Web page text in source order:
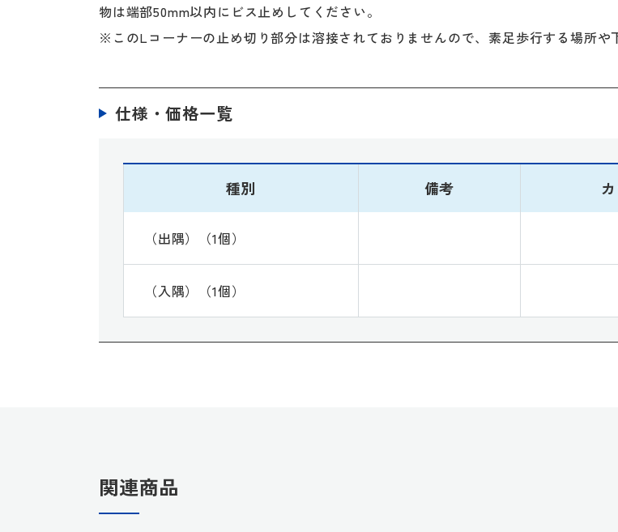
物は端部50mm以内にビス止めしてください。
※このLコーナーの止め切り部分は溶接されておりませんので、素足歩行する場所や
仕様・価格一覧
種別 備考
（出隅）（1個）
（入隅）（1個）
関連商品